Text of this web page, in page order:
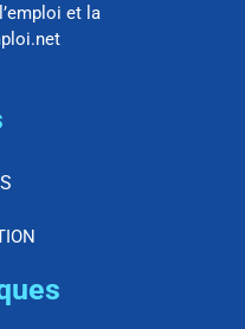
et la